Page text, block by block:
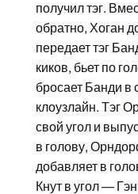
получил тэг.
обратно, Хоган
передает тэг
киков, бьет по
бросает Банди в
клоузлайн. Тэг
свой угол и
в голову,
добавляет в
Кнут в угол —